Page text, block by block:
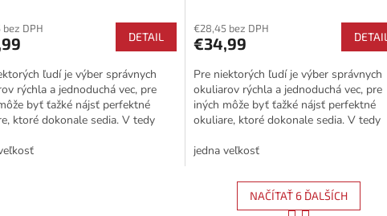
DPH
DETAIL
ľudí je výber správnych
rýchla a jednoduchá vec, pre
byť ťažké nájsť perfektné
ktoré dokonale sedia. V tedy
€28,45 bez DPH
€34,99 DETAIL
Pre niektorých ľudí je výber správnych
okuliarov rýchla a jednoduchá vec, pre
iných môže byť ťažké nájsť perfektné
okuliare, ktoré dokonale sedia. V tedy
jedna veľkosť
NAČÍTAŤ 6 ĎALŠÍCH